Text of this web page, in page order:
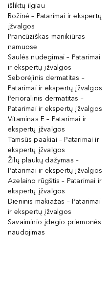
išliktų ilgiau
Rožinė – Patarimai ir ekspertų
įžvalgos
Prancūziškas manikiūras
namuose
Saulės nudegimai – Patarimai
ir ekspertų įžvalgos
Seborėjinis dermatitas –
Patarimai ir ekspertų įžvalgos
Perioralinis dermatitas –
Patarimai ir ekspertų įžvalgos
Vitaminas E – Patarimai ir
ekspertų įžvalgos
Tamsūs paakiai – Patarimai ir
ekspertų įžvalgos
Žilų plaukų dažymas –
Patarimai ir ekspertų įžvalgos
Azelaino rūgštis – Patarimai ir
ekspertų įžvalgos
Dieninis makiažas – Patarimai
ir ekspertų įžvalgos
Savaiminio įdegio priemonės
naudojimas